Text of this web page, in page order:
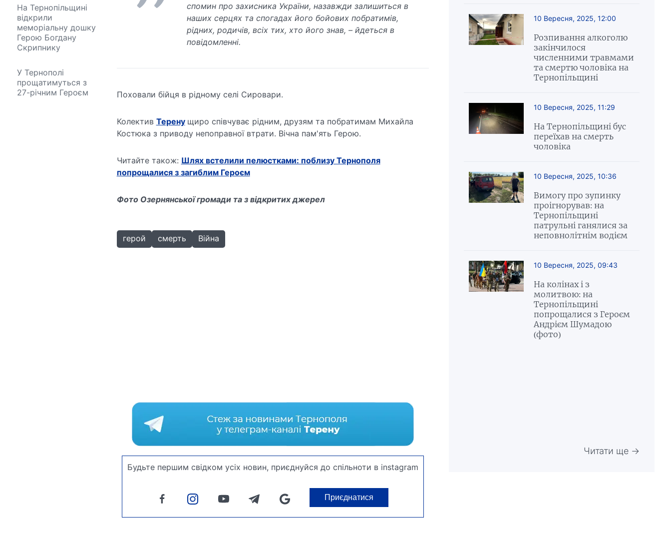
На Тернопільщині
відкрили
меморіальну дошку
Герою Богдану
Скрипнику
У Тернополі
прощатимуться з
27-річним Героєм
спомин про захисника України, назавжди залишиться в
наших серцях та спогадах його бойових побратимів,
рідних, родичів, всіх тих, хто його знав, – йдеться в
повідомленні.
Поховали бійця в рідному селі Сировари.
Колектив Терену щиро співчуває рідним, друзям та побратимам Михайла
Костюка з приводу непоправної втрати. Вічна пам'ять Герою.
Читайте також: Шлях встелили пелюстками: поблизу Тернополя
попрощалися з загиблим Героєм
Фото Озернянської громади та з відкритих джерел
герой смерть Війна
Будьте першим свідком усіх новин, приєднуйся до спільноти в instagram
Приєднатися
10 Вересня, 2025, 12:00
Розпивання алкоголю
закінчилося
численними травмами
та смертю чоловіка на
Тернопільщині
10 Вересня, 2025, 11:29
На Тернопільщині бус
переїхав на смерть
чоловіка
10 Вересня, 2025, 10:36
Вимогу про зупинку
проігнорував: на
Тернопільщині
патрульні ганялися за
неповнолітнім водієм
10 Вересня, 2025, 09:43
На колінах і з
молитвою: на
Тернопільщині
попрощалися з Героєм
Андрієм Шумадою
(фото)
Читати ще →